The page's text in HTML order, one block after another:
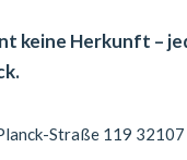
keine Herkunft –
Straße 119 32107